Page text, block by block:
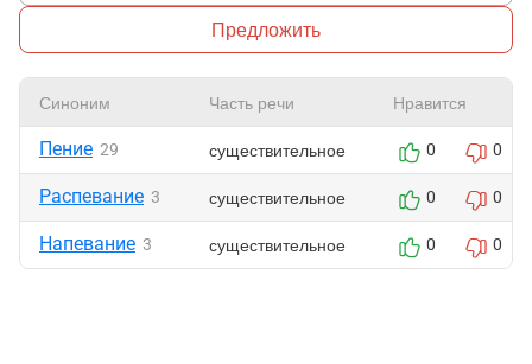
Предложить
Синоним Часть речи Нравится
Пение 29 существительное 0 0
Распевание 3 существительное 0 0
Напевание 3 существительное 0 0